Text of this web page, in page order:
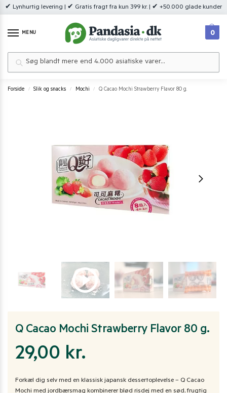
✔ Lynhurtig levering | ✔ Gratis fragt fra kun 399 kr. | ✔ +50.000 glade kunder
MENU 0
Forside / Slik og snacks / Mochi / Q Cacao Mochi Strawberry Flavor 80 g.
Q Cacao Mochi Strawberry Flavor 80 g.
29,00 kr.
Forkæl dig selv med en klassisk japansk dessertoplevelse – Q Cacao
Mochi med jordbærsmag kombinerer blød risdej med en sød, frugtig